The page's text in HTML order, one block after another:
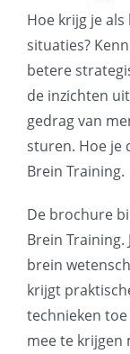
Hoe krijg je
situaties?
betere
de inzichten
gedrag van
sturen. Hoe je
Brein Training.
De brochure
Brein
brein
krijgt
technieken
mee te krijgen